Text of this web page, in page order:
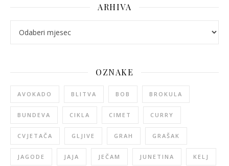
ARHIVA
OZNAKE
AVOKADO BLITVA BOB BROKULA
BUNDEVA CIKLA CIMET CURRY
CVJETAČA GLJIVE GRAH GRAŠAK
JAGODE JAJA JEČAM JUNETINA KELJ